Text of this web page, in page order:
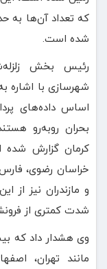
که تعداد آن‌ها به
شده است.
رئیس بخش
شهرسازی با اشاره
اساس داده‌های
بحران روبه‌رو
کرمان گزارش شده
خراسان رضوی،
و مازندران نیز از
شدت کمتری از
مانند تهران،